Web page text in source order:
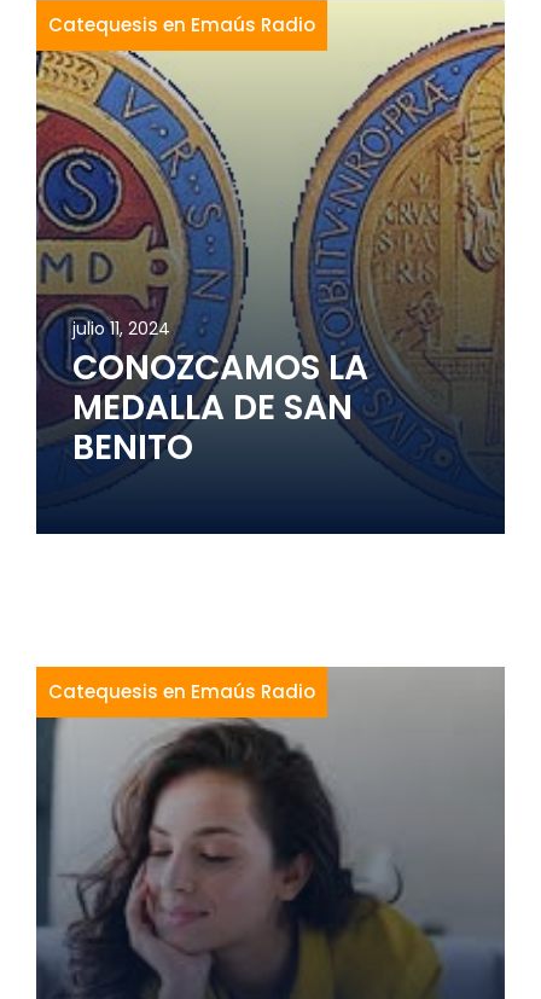
Catequesis en Emaús Radio
julio 11, 2024
CONOZCAMOS LA
MEDALLA DE SAN
BENITO
Catequesis en Emaús Radio